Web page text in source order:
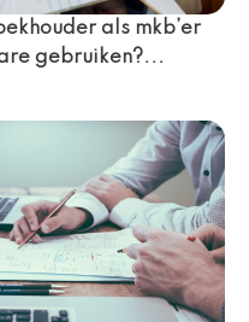
als mkb’er
gebruiken?...